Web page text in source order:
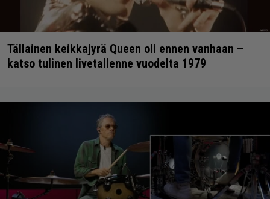
Tällainen keikkajyrä Queen oli ennen vanhaan –
katso tulinen livetallenne vuodelta 1979